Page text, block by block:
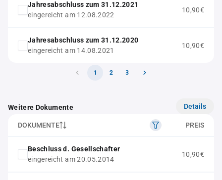
Jahresabschluss zum 31.12.2021
eingereicht am 12.08.2022
10,90€
Jahresabschluss zum 31.12.2020
eingereicht am 14.08.2021
10,90€
1 2 3
Weitere Dokumente Details
DOKUMENTE PREIS
Beschluss d. Gesellschafter
eingereicht am 20.05.2014
10,90€